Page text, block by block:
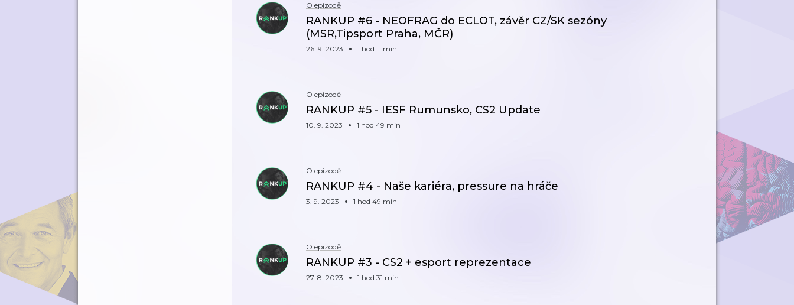
O epizodě
RANKUP #6 - NEOFRAG do ECLOT, závěr CZ/SK sezóny
(MSR,Tipsport Praha, MČR)
26. 9. 2023 1 hod 11 min
O epizodě
⁣RANKUP #5 - IESF Rumunsko, CS2 Update
10. 9. 2023 1 hod 49 min
O epizodě
RANKUP #4 - Naše kariéra, pressure na hráče
3. 9. 2023 1 hod 49 min
O epizodě
RANKUP #3 - CS2 + esport reprezentace
27. 8. 2023 1 hod 31 min